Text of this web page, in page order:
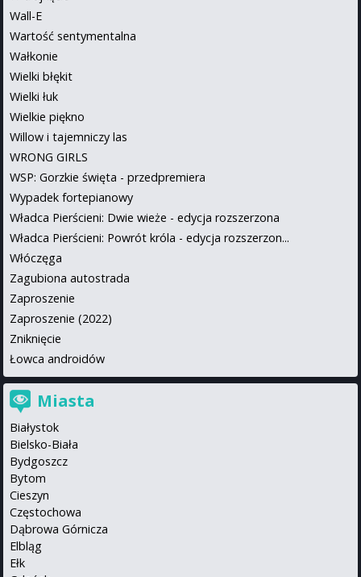
Wall-E
Wartość sentymentalna
Wałkonie
Wielki błękit
Wielki łuk
Wielkie piękno
Willow i tajemniczy las
WRONG GIRLS
WSP: Gorzkie święta - przedpremiera
Wypadek fortepianowy
Władca Pierścieni: Dwie wieże - edycja rozszerzona
Władca Pierścieni: Powrót króla - edycja rozszerzon...
Włóczęga
Zagubiona autostrada
Zaproszenie
Zaproszenie (2022)
Zniknięcie
Łowca androidów
Miasta
Białystok
Bielsko-Biała
Bydgoszcz
Bytom
Cieszyn
Częstochowa
Dąbrowa Górnicza
Elbląg
Ełk